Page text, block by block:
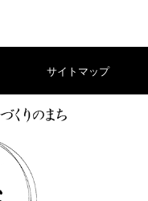
サイトマップ